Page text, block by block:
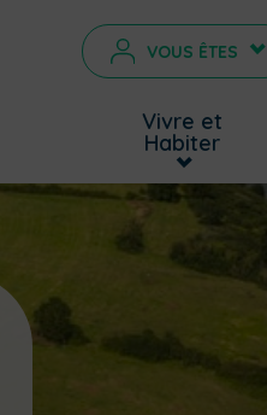
VOUS ÊTES >
Vivre et
Habiter